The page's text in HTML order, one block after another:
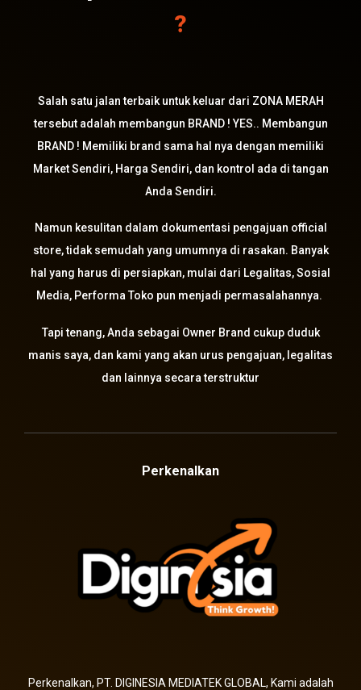
?
Salah satu jalan terbaik untuk keluar dari ZONA MERAH
tersebut adalah membangun BRAND ! YES.. Membangun
BRAND ! Memiliki brand sama hal nya dengan memiliki
Market Sendiri, Harga Sendiri, dan kontrol ada di tangan
Anda Sendiri.
Namun kesulitan dalam dokumentasi pengajuan official
store, tidak semudah yang umumnya di rasakan. Banyak
hal yang harus di persiapkan, mulai dari Legalitas, Sosial
Media, Performa Toko pun menjadi permasalahannya.
Tapi tenang, Anda sebagai Owner Brand cukup duduk
manis saya, dan kami yang akan urus pengajuan, legalitas
dan lainnya secara terstruktur
Perkenalkan
Perkenalkan, PT. DIGINESIA MEDIATEK GLOBAL, Kami adalah